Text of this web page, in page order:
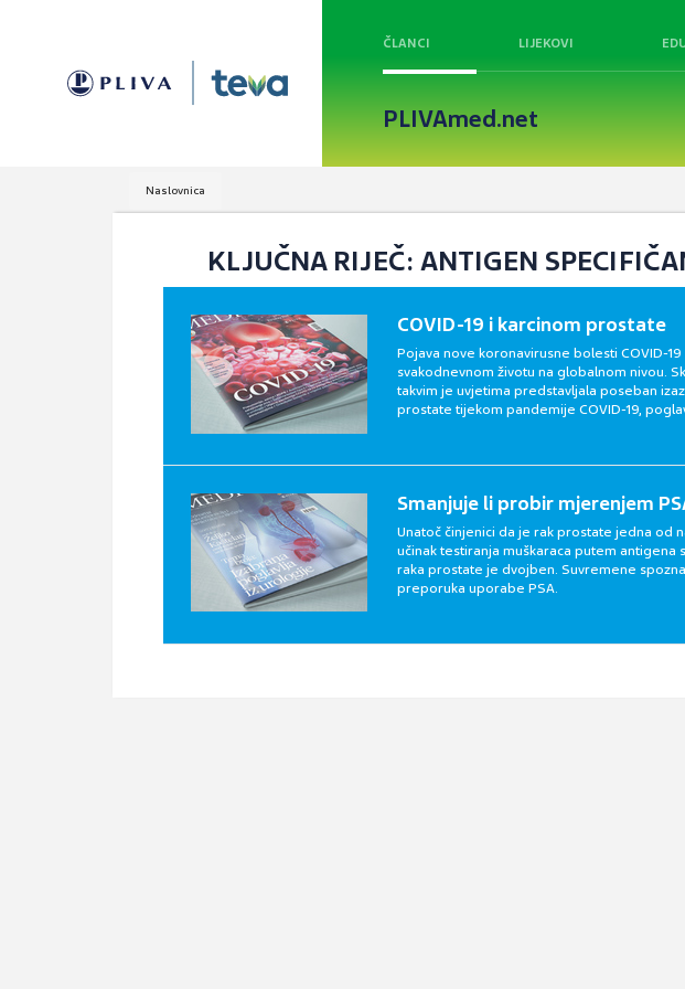
ČLANCI LIJEKOVI
PLIVAmed.net
Naslovnica
KLJUČNA RIJEČ: ANTIGEN
COVID-19 i karcinom prostate
Pojava nove koronavirusne bolesti COVID-
svakodnevnom životu na globalnom nivou.
takvim je uvjetima predstavljala poseban
prostate tijekom pandemije COVID-19,
Smanjuje li probir mjerenjem
Unatoč činjenici da je rak prostate jedna od
učinak testiranja muškaraca putem
raka prostate je dvojben. Suvremene
preporuka uporabe PSA.